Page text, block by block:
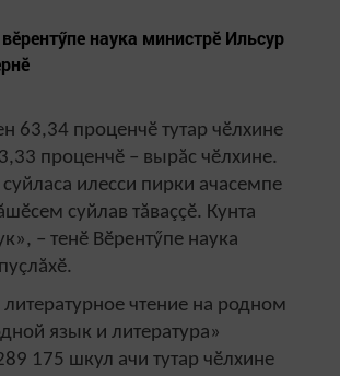
наука министрӗ Ильсур
63,34 проценчӗ тутар чӗлхине
проценчӗ – вырăс чӗлхине.
илесси пирки ачасемпе
суйлав тăваççӗ. Кунта
– тенӗ Вӗрентӳпе наука
чтение на родном
язык и литература»
175 шкул ачи тутар чӗлхине